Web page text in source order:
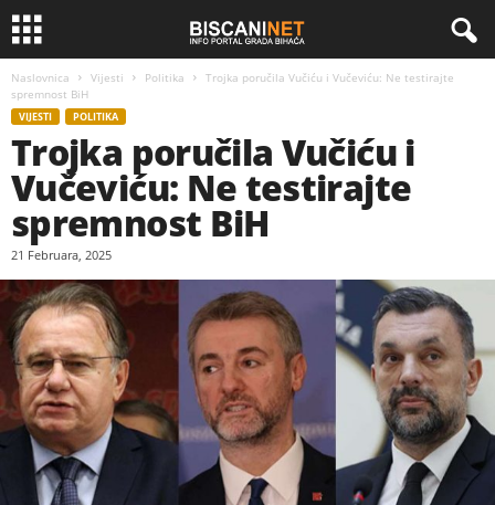
Naslovnica Vijesti Politika
Trojka poručila Vučiću i Vučeviću: Ne testirajte
spremnost BiH
VIJESTI POLITIKA
Trojka poručila Vučiću i
Vučeviću: Ne testirajte
spremnost BiH
21 Februara, 2025